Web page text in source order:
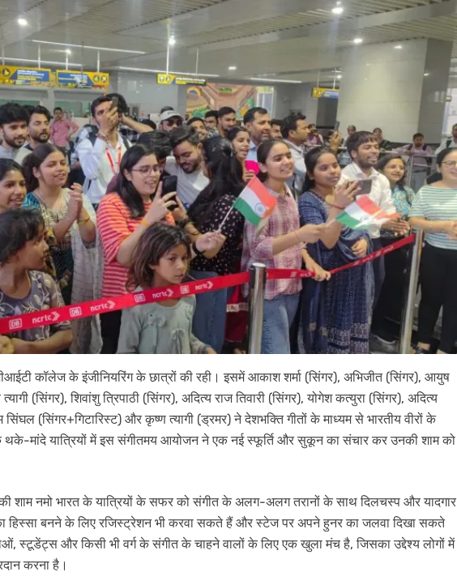
कॉलेज के इंजीनियरिंग के छात्रों की रही। इसमें आकाश शर्मा (सिंगर), अभिजीत (सिंगर), आयुष
(सिंगर), शिवांशु त्रिपाठी (सिंगर), अदित्य राज तिवारी (सिंगर), योगेश कत्युरा (सिंगर), अदित्य
सिंघल (सिंगर+गिटारिस्ट) और कृष्ण त्यागी (ड्रमर) ने देशभक्ति गीतों के माध्यम से भारतीय वीरों के
थके-मांदे यात्रियों में इस संगीतमय आयोजन ने एक नई स्फूर्ति और सुकून का संचार कर उनकी शाम को
शाम नमो भारत के यात्रियों के सफर को संगीत के अलग-अलग तरानों के साथ दिलचस्प और यादगार
हिस्सा बनने के लिए रजिस्ट्रेशन भी करवा सकते हैं और स्टेज पर अपने हुनर का जलवा दिखा सकते
स्टूडेंट्स और किसी भी वर्ग के संगीत के चाहने वालों के लिए एक खुला मंच है, जिसका उद्देश्य लोगों में
करना है।